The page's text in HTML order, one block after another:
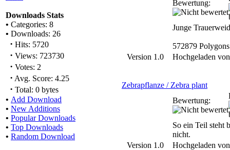
Downloads Stats
• Categories: 8
• Downloads: 26
· Hits: 5720
· Views: 723730
· Votes: 2
· Avg. Score: 4.25
· Total: 0 bytes
• Add Download
• New Additions
• Popular Downloads
• Top Downloads
• Random Download
Bewertung:
Junge
572879 Polygons
Version 1.0
Hochgeladen
Zebrapflanze / Zebra plant
Bewertung:
So ein Teil steht
nicht.
Version 1.0
Hochgeladen